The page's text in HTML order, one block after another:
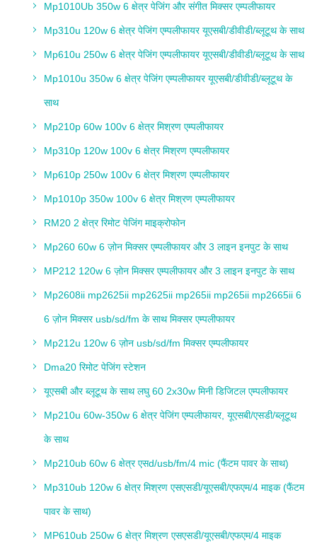
Mp1010Ub 350w 6 क्षेत्र पेजिंग और संगीत मिक्सर एम्पलीफायर
Mp310u 120w 6 क्षेत्र पेजिंग एम्पलीफायर यूएसबी/डीवीडी/ब्लूटूथ के साथ
Mp610u 250w 6 क्षेत्र पेजिंग एम्पलीफायर यूएसबी/डीवीडी/ब्लूटूथ के साथ
Mp1010u 350w 6 क्षेत्र पेजिंग एम्पलीफायर यूएसबी/डीवीडी/ब्लूटूथ के
साथ
Mp210p 60w 100v 6 क्षेत्र मिश्रण एम्पलीफायर
Mp310p 120w 100v 6 क्षेत्र मिश्रण एम्पलीफायर
Mp610p 250w 100v 6 क्षेत्र मिश्रण एम्पलीफायर
Mp1010p 350w 100v 6 क्षेत्र मिश्रण एम्पलीफायर
RM20 2 क्षेत्र रिमोट पेजिंग माइक्रोफोन
Mp260 60w 6 ज़ोन मिक्सर एम्पलीफायर और 3 लाइन इनपुट के साथ
MP212 120w 6 ज़ोन मिक्सर एम्पलीफायर और 3 लाइन इनपुट के साथ
Mp2608ii mp2625ii mp2625ii mp265ii mp265ii mp2665ii 6
6 ज़ोन मिक्सर usb/sd/fm के साथ मिक्सर एम्पलीफायर
Mp212u 120w 6 ज़ोन usb/sd/fm मिक्सर एम्पलीफायर
Dma20 रिमोट पेजिंग स्टेशन
यूएसबी और ब्लूटूथ के साथ लघु 60 2x30w मिनी डिजिटल एम्पलीफायर
Mp210u 60w-350w 6 क्षेत्र पेजिंग एम्पलीफायर, यूएसबी/एसडी/ब्लूटूथ
के साथ
Mp210ub 60w 6 क्षेत्र एसd/usb/fm/4 mic (फैंटम पावर के साथ)
Mp310ub 120w 6 क्षेत्र मिश्रण एसएसडी/यूएसबी/एफएम/4 माइक (फैंटम
पावर के साथ)
MP610ub 250w 6 क्षेत्र मिश्रण एसएसडी/यूएसबी/एफएम/4 माइक